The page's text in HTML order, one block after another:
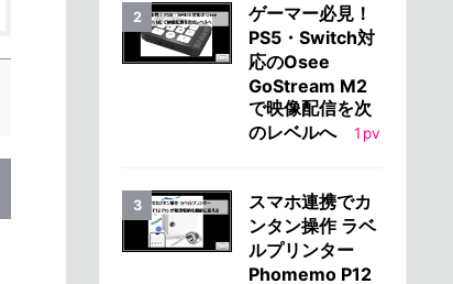
ゲーマー必見！
PS5・Switch対
応のOsee
GoStream M2
で映像配信を次
のレベルへ
1 pv
スマホ連携でカ
ンタン操作 ラベ
ルプリンター
Phomemo P12